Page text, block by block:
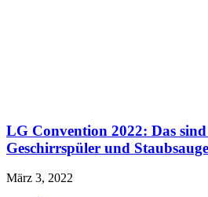
LG Convention 2022: Das sind
Geschirrspüler und
März 3, 2022